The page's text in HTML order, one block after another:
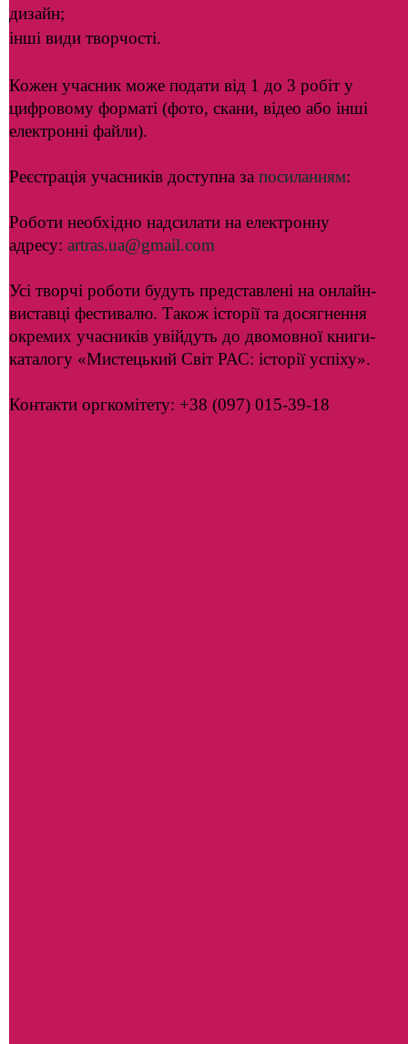
дизайн;
інші види творчості.
Кожен учасник може подати від 1 до 3 робіт у
цифровому форматі (фото, скани, відео або інші
електронні файли).
Реєстрація учасників доступна за посиланням:
Роботи необхідно надсилати на електронну
адресу: artras.ua@gmail.com
Усі творчі роботи будуть представлені на онлайн-
виставці фестивалю. Також історії та досягнення
окремих учасників увійдуть до двомовної книги-
каталогу «Мистецький Світ РАС: історії успіху».
Контакти оргкомітету: +38 (097) 015-39-18